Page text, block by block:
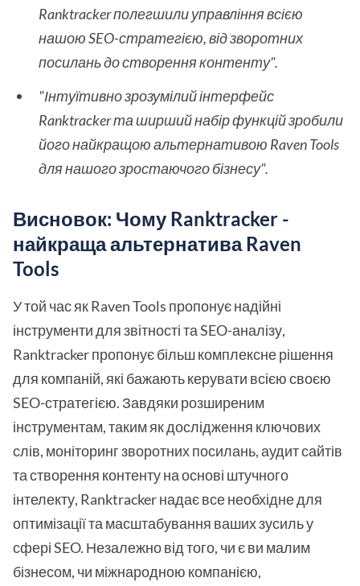
Ranktracker полегшили управління всією
нашою SEO-стратегією, від зворотних
посилань до створення контенту".
"Інтуїтивно зрозумілий інтерфейс
Ranktracker та ширший набір функцій зробили
його найкращою альтернативою Raven Tools
для нашого зростаючого бізнесу".
Висновок: Чому Ranktracker -
найкраща альтернатива Raven
Tools
У той час як Raven Tools пропонує надійні
інструменти для звітності та SEO-аналізу,
Ranktracker пропонує більш комплексне рішення
для компаній, які бажають керувати всією своєю
SEO-стратегією. Завдяки розширеним
інструментам, таким як дослідження ключових
слів, моніторинг зворотних посилань, аудит сайтів
та створення контенту на основі штучного
інтелекту, Ranktracker надає все необхідне для
оптимізації та масштабування ваших зусиль у
сфері SEO. Незалежно від того, чи є ви малим
бізнесом, чи міжнародною компанією,